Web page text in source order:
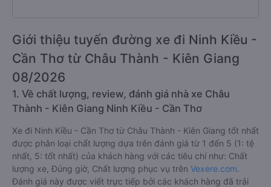
Giới thiệu tuyến đường xe đi Ninh Kiều -
Cần Thơ từ Châu Thành - Kiên Giang
08/2026
1. Về chất lượng, review, đánh giá nhà xe Châu
Thành - Kiên Giang Ninh Kiều - Cần Thơ
Xe đi Ninh Kiều - Cần Thơ từ Châu Thành - Kiên Giang tốt nhất
được phân loại chất lượng dựa trên đánh giá từ 1 đến 5 (1: tệ
nhất, 5: tốt nhất) của khách hàng với các tiêu chí như: Chất
lượng xe, Đúng giờ, Chất lượng phục vụ trên Vexere.com.
Đánh giá này được viết trực tiếp bởi các khách hàng đã trải